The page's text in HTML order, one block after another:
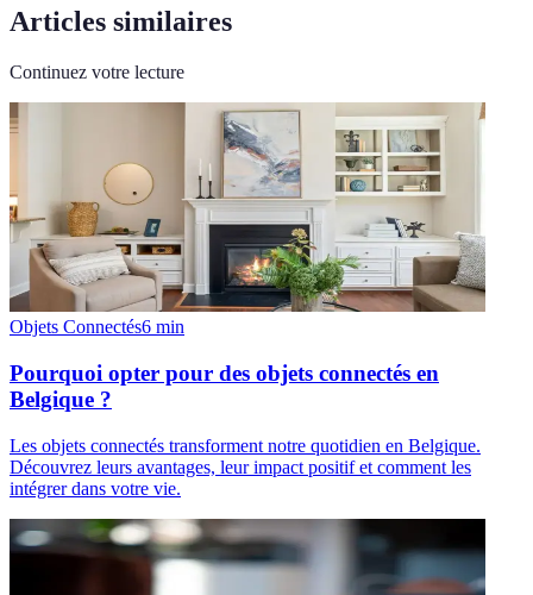
Articles similaires
Continuez votre lecture
Objets Connectés6 min
Pourquoi opter pour des objets connectés en
Belgique ?
Les objets connectés transforment notre quotidien en Belgique.
Découvrez leurs avantages, leur impact positif et comment les
intégrer dans votre vie.